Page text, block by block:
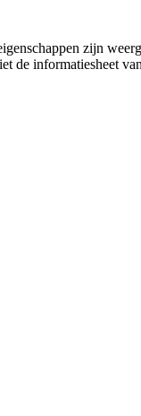
zijn
de informatiesheet